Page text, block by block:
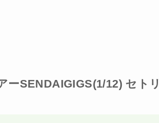
ーSENDAIGIGS(1/12) セトリ